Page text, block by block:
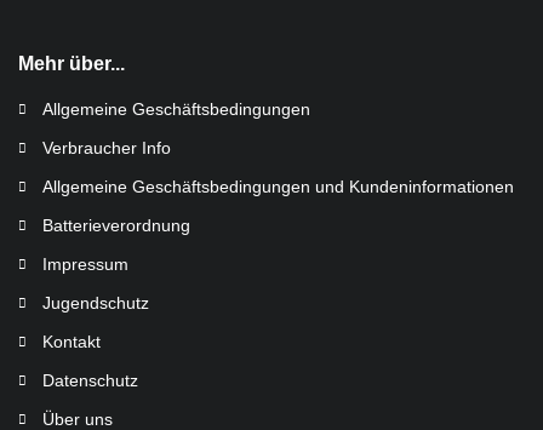
Mehr über...
Allgemeine Geschäftsbedingungen
Verbraucher Info
Allgemeine Geschäftsbedingungen und Kundeninformationen
Batterieverordnung
Impressum
Jugendschutz
Kontakt
Datenschutz
Über uns